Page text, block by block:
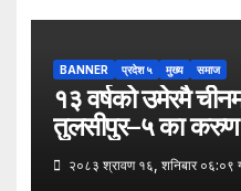
BANNER प्रदेश ५ मुख्य समाज
१३ वर्षको उमेरमै
तुलसीपुर–५ का करुण
२०८३ श्रावण १६, शनिबार